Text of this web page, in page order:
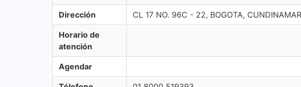
Dirección CL 17 NO. 96C - 22, BOGOTA,
Horario de
atención
Agendar